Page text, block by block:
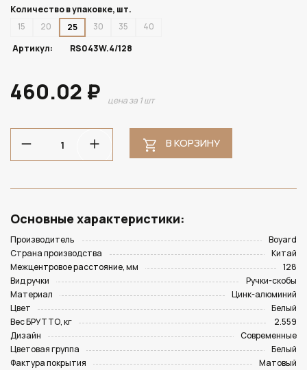
Количество в упаковке, шт.
15
20 25 30 35
40
Артикул:
RS043W.4/128
460.02 ₽ цена за 1 шт
В КОРЗИНУ
Основные характеристики:
Производитель
Boyard
Страна производства
Китай
Межцентровое расстояние, мм
128
Вид ручки
Ручки-скобы
Материал
Цинк-алюминий
Цвет
Белый
Вес БРУТТО, кг
2.559
Дизайн
Современные
Цветовая группа
Белый
Фактура покрытия
Матовый